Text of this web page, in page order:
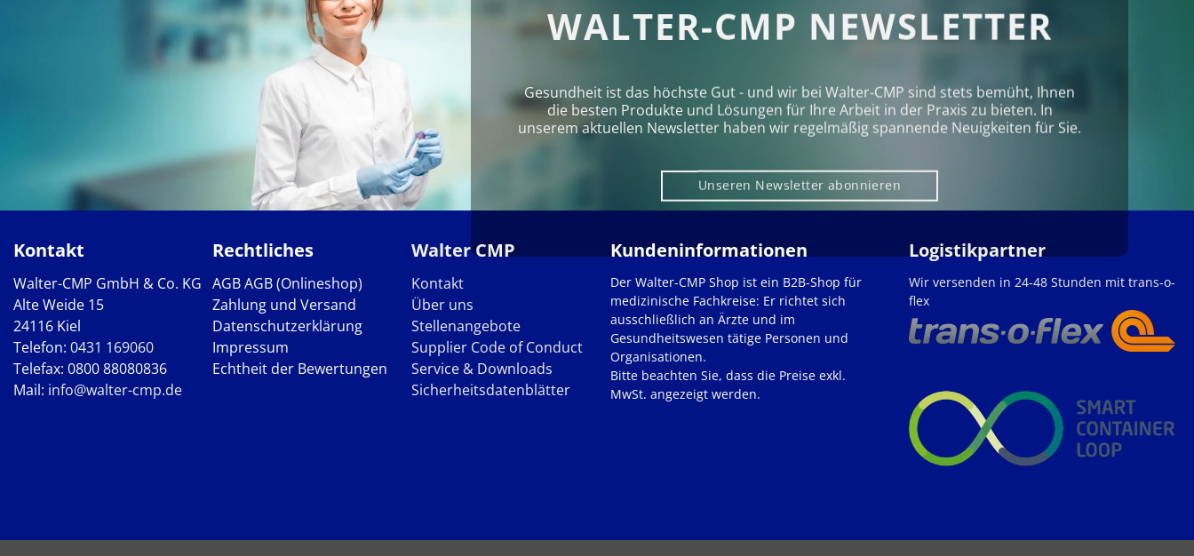
WALTER-CMP NEWSLETTER
Gesundheit ist das höchste Gut - und wir bei Walter‑CMP sind stets bemüht, Ihnen
die besten Produkte und Lösungen für Ihre Arbeit in der Praxis zu bieten. In
unserem aktuellen Newsletter haben wir regelmäßig spannende Neuigkeiten für Sie.
Unseren Newsletter abonnieren
Kontakt
Walter-CMP GmbH & Co. KG
Alte Weide 15
24116 Kiel
Telefon: 0431 169060
Telefax: 0800 88080836
Mail: info@walter-cmp.de
Rechtliches
AGBAGB (Onlineshop)
Zahlung und Versand
Datenschutzerklärung
Impressum
Echtheit der Bewertungen
Walter CMP
Kontakt
Über uns
Stellenangebote
Supplier Code of Conduct
Service & Downloads
Sicherheitsdatenblätter
Kundeninformationen
Der Walter-CMP Shop ist ein B2B-Shop für
medizinische Fachkreise: Er richtet sich
ausschließlich an Ärzte und im
Gesundheitswesen tätige Personen und
Organisationen.
Bitte beachten Sie, dass die Preise exkl.
MwSt. angezeigt werden.
Logistikpartner
Wir versenden in 24-48 Stunden mit trans-o-
flex